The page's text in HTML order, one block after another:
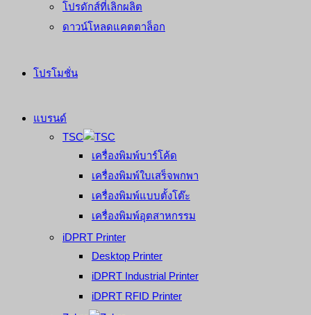
โปรดักส์ที่เลิกผลิต
ดาวน์โหลดแคตตาล็อก
โปรโมชั่น
แบรนด์
TSC
เครื่องพิมพ์บาร์โค้ด
เครื่องพิมพ์ใบเสร็จพกพา
เครื่องพิมพ์แบบตั้งโต๊ะ
เครื่องพิมพ์อุตสาหกรรม
iDPRT Printer
Desktop Printer
iDPRT Industrial Printer
iDPRT RFID Printer